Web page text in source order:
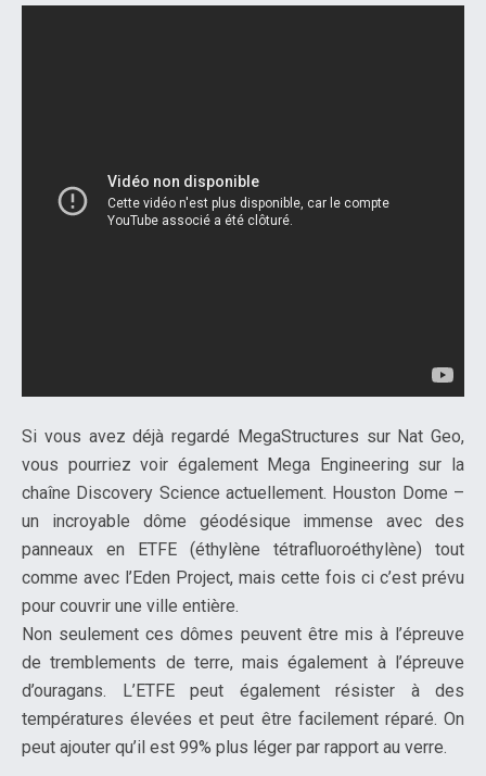
Si vous avez déjà regardé MegaStructures sur Nat Geo,
vous pourriez voir également Mega Engineering sur la
chaîne Discovery Science actuellement. Houston Dome –
un incroyable dôme géodésique immense avec des
panneaux en ETFE (éthylène tétrafluoroéthylène) tout
comme avec l’Eden Project, mais cette fois ci c’est prévu
pour couvrir une ville entière.
Non seulement ces dômes peuvent être mis à l’épreuve
de tremblements de terre, mais également à l’épreuve
d’ouragans. L’ETFE peut également résister à des
températures élevées et peut être facilement réparé. On
peut ajouter qu’il est 99% plus léger par rapport au verre.